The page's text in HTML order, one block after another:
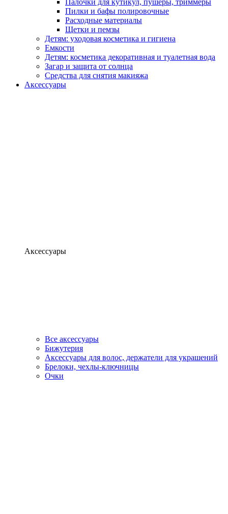
Палочки для кутикул, пушеры, триммеры
Пилки и бафы полировочные
Расходные материалы
Щетки и пемзы
Детям: уходовая косметика и гигиена
Емкости
Детям: косметика декоративная и туалетная вода
Загар и защита от солнца
Средства для снятия макияжа
Аксессуары
Аксессуары
Все аксессуары
Бижутерия
Аксессуары для волос, держатели для украшений
Брелоки, чехлы-ключницы
Очки